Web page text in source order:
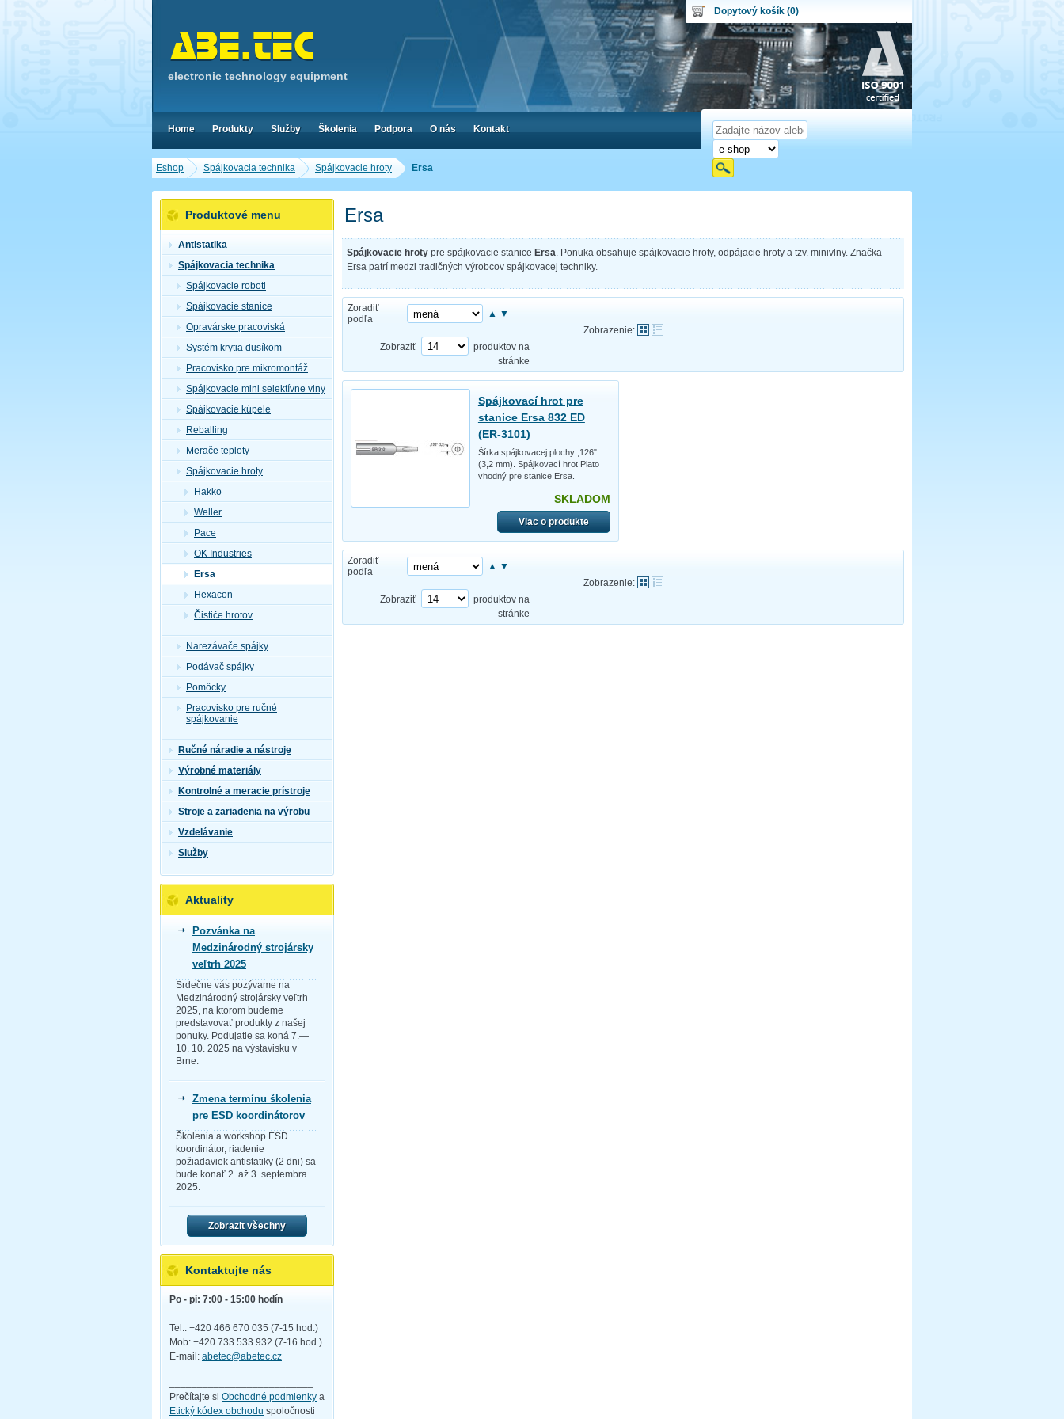
Eshop Spájkovacia technika Spájkovacie hroty Ersa
Ersa
Spájkovacie hroty pre spájkovacie stanice Ersa . Ponuka obsahuje spájkovacie hroty, odpájacie hroty a tzv. minivlny. Značka
Ersa patrí medzi tradičných výrobcov spájkovacej techniky.
Zoradiť
podľa
▲ ▼
Zobrazenie:
Zobraziť
produktov na
stránke
Spájkovací hrot pre
stanice Ersa 832 ED
(ER-3101)
Šírka spájkovacej plochy ,126"
(3,2 mm). Spájkovací hrot Plato
vhodný pre stanice Ersa.
SKLADOM
Viac o produkte
Zoradiť
podľa
▲ ▼
Zobrazenie:
Zobraziť
produktov na
stránke
Produktové menu
Antistatika
Spájkovacia technika
Spájkovacie roboti
Spájkovacie stanice
Opravárske pracoviská
Systém krytia dusíkom
Pracovisko pre mikromontáž
Spájkovacie mini selektívne vlny
Spájkovacie kúpele
Reballing
Merače teploty
Spájkovacie hroty
Hakko
Weller
Pace
OK Industries
Ersa
Hexacon
Čističe hrotov
Narezávače spájky
Podávač spájky
Pomôcky
Pracovisko pre ručné
spájkovanie
Ručné náradie a nástroje
Výrobné materiály
Kontrolné a meracie prístroje
Stroje a zariadenia na výrobu
Vzdelávanie
Služby
Aktuality
Pozvánka na
Medzinárodný strojársky
veľtrh 2025
Srdečne vás pozývame na
Medzinárodný strojársky veľtrh
2025, na ktorom budeme
predstavovať produkty z našej
ponuky. Podujatie sa koná 7.—
10. 10. 2025 na výstavisku v
Brne.
Zmena termínu školenia
pre ESD koordinátorov
Školenia a workshop ESD
koordinátor, riadenie
požiadaviek antistatiky (2 dni) sa
bude konať 2. až 3. septembra
2025.
Zobrazit všechny
Kontaktujte nás
Po - pi: 7:00 - 15:00 hodín
Tel.: +420 466 670 035 (7-15 hod.)
Mob: +420 733 533 932 (7-16 hod.)
E-mail: abetec@abetec.cz
Prečítajte si Obchodné podmienky a
Etický kódex obchodu spoločnosti
electronic technology equipment
Dopytový košík (0)
Dopytový košík je prázdny!
Obsah košíka
Počet produktov:0
Home Produkty Služby Školenia Podpora O nás Kontakt